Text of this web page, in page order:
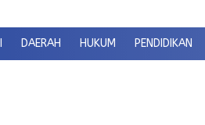
DAERAH HUKUM PENDIDIKAN